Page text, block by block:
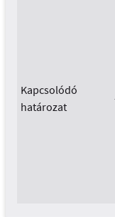
Kapcsolódó
határozat